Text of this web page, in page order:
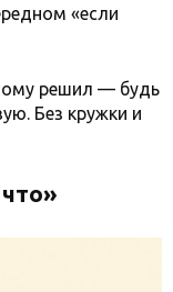
«если
решил — будь
Без кружки и